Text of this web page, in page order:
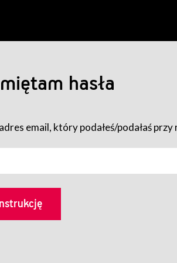
hasła
email, który podałeś/podałaś